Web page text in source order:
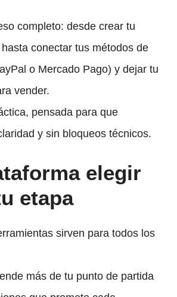
completo: desde crear tu
conectar tus métodos de
o Mercado Pago) y dejar tu
vender.
pensada para que
y sin bloqueos técnicos.
elegir
etapa
sirven para todos los
más de tu punto de partida